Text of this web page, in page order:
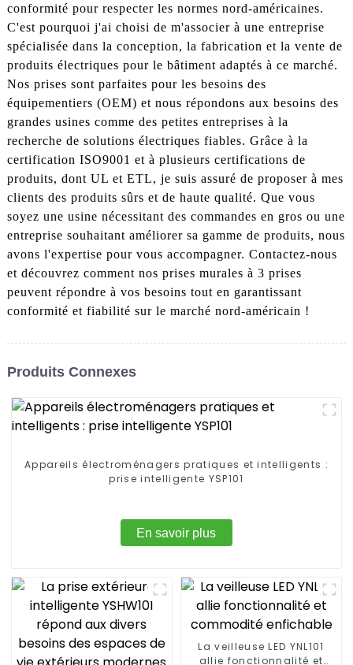
conformité pour respecter les normes nord-américaines.
C'est pourquoi j'ai choisi de m'associer à une entreprise
spécialisée dans la conception, la fabrication et la vente de
produits électriques pour le bâtiment adaptés à ce marché.
Nos prises sont parfaites pour les besoins des
équipementiers (OEM) et nous répondons aux besoins des
grandes usines comme des petites entreprises à la
recherche de solutions électriques fiables. Grâce à la
certification ISO9001 et à plusieurs certifications de
produits, dont UL et ETL, je suis assuré de proposer à mes
clients des produits sûrs et de haute qualité. Que vous
soyez une usine nécessitant des commandes en gros ou une
entreprise souhaitant améliorer sa gamme de produits, nous
avons l'expertise pour vous accompagner. Contactez-nous
et découvrez comment nos prises murales à 3 prises
peuvent répondre à vos besoins tout en garantissant
conformité et fiabilité sur le marché nord-américain !
Produits Connexes
Appareils électroménagers pratiques et intelligents :
prise intelligente YSP101
En savoir plus
La veilleuse LED YNL101
allie fonctionnalité et